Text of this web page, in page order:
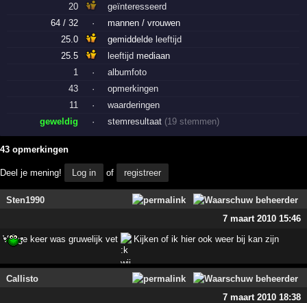
20
geïnteresseerd
64 / 32
·
mannen / vrouwen
25.0
gemiddelde leeftijd
25.5
leeftijd mediaan
1
·
albumfoto
43
·
opmerkingen
11
·
waarderingen
geweldig
· stemresultaat (19 stemmen)
43 opmerkingen
Deel je mening! Log in of registreer
Sten1990
7 maart 2010 15:46
Vorige keer was gruwelijk vet Kijken of ik hier ook weer bij kan zijn
Callisto
7 maart 2010 18:38